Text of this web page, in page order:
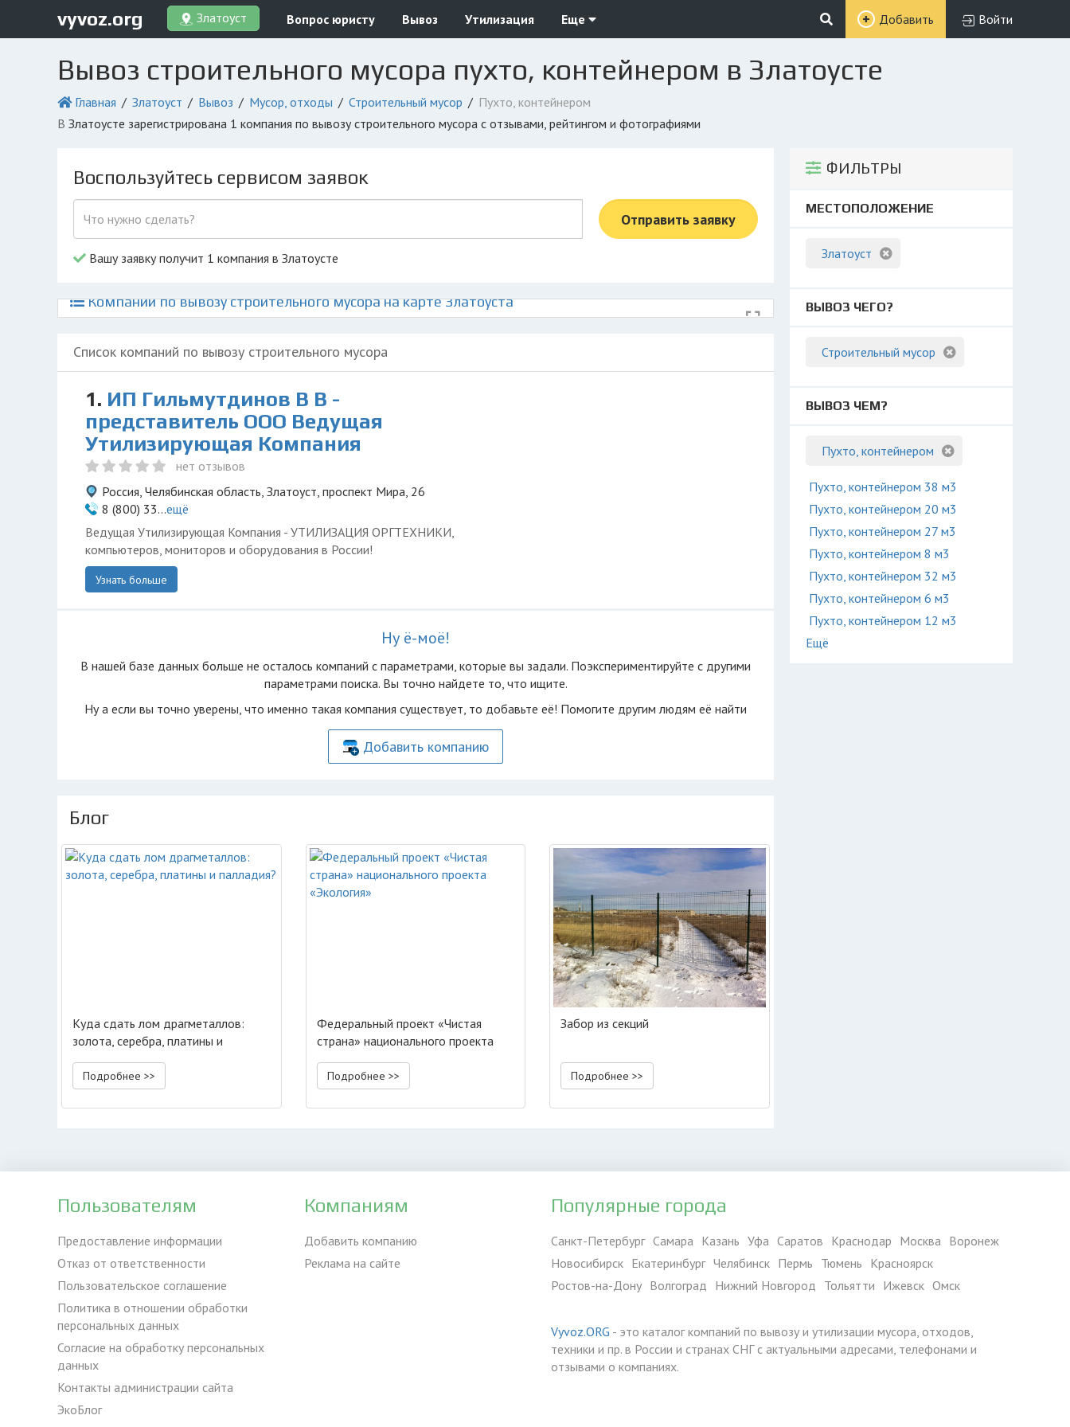
vyvoz.org Златоуст Вопрос юристу Вывоз Утилизация Еще Добавить Войти
Вывоз строительного мусора пухто, контейнером в Златоусте
Главная Златоуст Вывоз Мусор, отходы Строительный мусор
Пухто, контейнером
в Златоусте зарегистрирована 1 компания по вывозу строительного мусора с отзывами, рейтингом и фотографиями
ФИЛЬТРЫ
МЕСТОПОЛОЖЕНИЕ
Златоуст
ВЫВОЗ ЧЕГО?
Строительный мусор
ВЫВОЗ ЧЕМ?
Пухто, контейнером
Пухто, контейнером 38 м3
Пухто, контейнером 20 м3
Пухто, контейнером 27 м3
Пухто, контейнером 8 м3
Пухто, контейнером 32 м3
Пухто, контейнером 6 м3
Пухто, контейнером 12 м3
Ещё
Воспользуйтесь сервисом заявок
Отправить заявку
Вашу заявку получит 1 компания в Златоусте
Компании по вывозу строительного мусора на карте Златоуста
Список компаний по вывозу строительного мусора
1. ИП Гильмутдинов В В -
представитель ООО Ведущая
Утилизирующая Компания
нет отзывов
Россия, Челябинская область, Златоуст, проспект Мира, 26
8 (800) 33...ещё
Ведущая Утилизирующая Компания - УТИЛИЗАЦИЯ ОРГТЕХНИКИ,
компьютеров, мониторов и оборудования в России!
Узнать больше
Ну ё-моё!
В нашей базе данных больше не осталоcь компаний с параметрами, которые вы задали. Поэкспериментируйте с другими
параметрами поиска. Вы точно найдете то, что ищите.
Ну а если вы точно уверены, что именно такая компания существует, то добавьте её! Помогите другим людям её найти
Добавить компанию
Блог
Куда сдать лом драгметаллов:
золота, серебра, платины и
палладия?
Подробнее >>
Федеральный проект «Чистая
страна» национального проекта
«Экология»
Подробнее >>
Забор из секций
Подробнее >>
Пользователям
Предоставление информации
Отказ от ответственности
Пользовательское соглашение
Политика в отношении обработки
персональных данных
Согласие на обработку персональных
данных
Контакты администрации сайта
ЭкоБлог
Компаниям
Добавить компанию
Реклама на сайте
Популярные города
Санкт-Петербург Самара Казань Уфа Саратов Краснодар Москва Воронеж
Новосибирск Екатеринбург Челябинск Пермь Тюмень Красноярск
Ростов-на-Дону Волгоград Нижний Новгород Тольятти Ижевск Омск
Vyvoz.ORG - это каталог компаний по вывозу и утилизации мусора, отходов,
техники и пр. в России и странах СНГ с актуальными адресами, телефонами и
отзывами о компаниях.